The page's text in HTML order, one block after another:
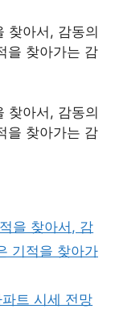
찾아서, 감동의
을 찾아가는 감
찾아서, 감동의
을 찾아가는 감
을 찾아서, 감
기적을 찾아가
트 시세 전망